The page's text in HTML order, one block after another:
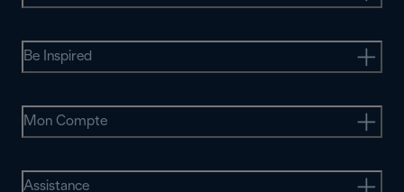
Be Inspired
Mon Compte
Assistance